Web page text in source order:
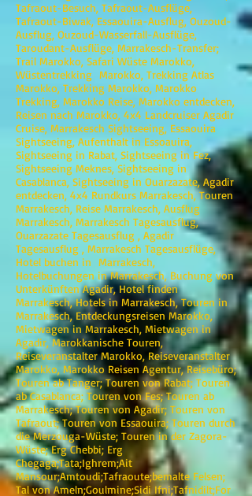
Tafraout-Besuch, Tafraout-Ausflüge,
Tafraout-Biwak, Essaouira-Ausflug, Ouzoud-
Ausflug, Ouzoud-Wasserfall-Ausflüge,
Taroudant-Ausflüge, Marrakesch-Transfer;
Trail Marokko, Safari Wüste Marokko,
Wüstentrekking Marokko, Trekking Atlas
Marokko, Trekking Marokko, Marokko
Trekking, Marokko Reise, Marokko entdecken,
Reisen nach Marokko, 4x4 Landcruiser Agadir
Cruise, Marrakesch Sightseeing, Essaouira
Sightseeing, Aufenthalt in Essoauira,
Sightseeing in Rabat, Sightseeing in Fez,
Sightseeing Meknes, Sightseeing in
Casablanca, Sightseeing in Ouarzazate, Agadir
entdecken, 4x4 Rundkurs Marrakesch, Touren
Marrakesch, Reise Marrakesch, Ausflug
Marrakesch, Marrakesch Tagesausflug,
Ouarzazate Tagesausflug , Agadir
Tagesausflug , Marrakesch Tagesausflüge,
Hotel buchen in Marrakesch,
Hotelbuchungen in Marrakesch, Buchung von
Unterkünften Agadir, Hotel finden
Marrakesch, Hotels in Marrakesch, Touren in
Marrakesch, Entdeckungsreisen Marokko,
Mietwagen in Marrakesch, Mietwagen in
Agadir, Marokkanische Touren,
Reiseveranstalter Marokko, Reiseveranstalter
Marokko, Marokko Reisen Agentur, Reisebüro;
Touren ab Tanger; Touren von Rabat; Touren
ab Casablanca; Touren von Fes; Touren ab
Marrakesch; Touren von Agadir; Touren von
Tafraout; Touren von Essaouira; Touren durch
die Merzouga-Wüste; Touren in der Zagora-
Wüste; Erg Chebbi; Erg
Chegaga;Tata;Ighrem;Ait
Mansour;Amtoudi;Tafraoute;bemalte Felsen;
Tal von Ameln;Goulmine;Sidi Ifni;Tafnidilt;For